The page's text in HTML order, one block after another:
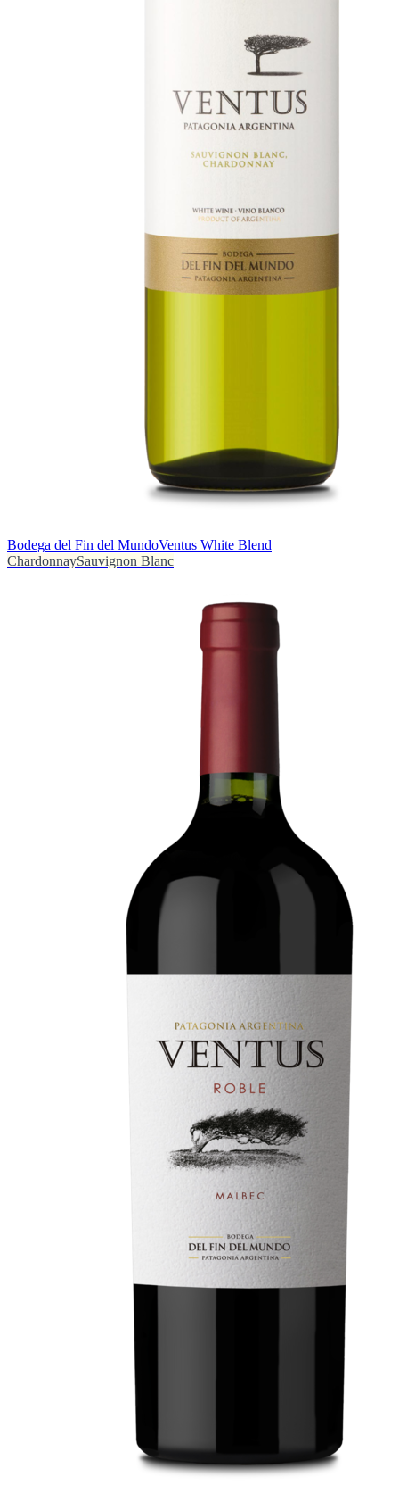
Bodega del Fin del MundoVentus White Blend
ChardonnaySauvignon Blanc